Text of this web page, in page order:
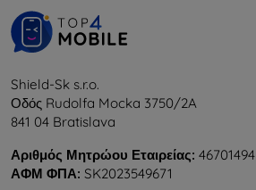
Shield-Sk s.r.o.
Οδός Rudolfa Mocka 3750/2A
841 04 Bratislava
Αριθμός Μητρώου Εταιρείας: 46701494
ΑΦΜ ΦΠΑ: SK2023549671